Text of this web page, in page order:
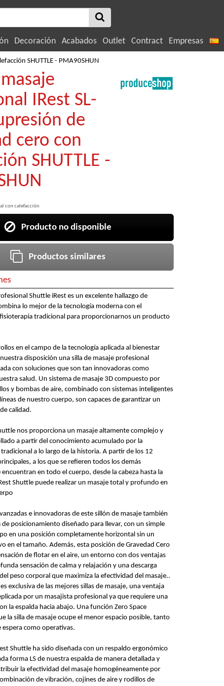
Decoración Acabados Outlet Contract Empresas
SHUTTLE - PMA90SHUN
IRest SL-
de
cero con
SHUTTLE -
con calefacción
Producto no disponible
Productos similares
Shuttle iRest es un excelente hallazgo de
lo mejor de la tecnología moderna con el
tradicional para proporcionarnos un producto
en el campo de la tecnología aplicada al bienestar
disposición una silla de masaje profesional
con soluciones que son tan innovadoras como
salud. Un sistema de masaje 3D compuesto por
y bombas de aire, combinado con sistemas inteligentes
de nuestro cuerpo, son capaces de garantizar un
calidad.
nos proporciona un masaje altamente complejo y
a partir del conocimiento acumulado por la
a lo largo de la historia. A partir de los 12
a los que se refieren todos los demás
en todo el cuerpo, desde la cabeza hasta la
Shuttle puede realizar un masaje total y profundo en
e innovadoras de este sillón de masaje también
posicionamiento diseñado para llevar, con un simple
en una posición completamente horizontal sin un
en el tamaño. Además, esta posición de Gravedad Cero
de flotar en el aire, un entorno con dos ventajas
sensación de calma y relajación y una descarga
peso corporal que maximiza la efectividad del masaje..
exclusiva de las mejores sillas de masaje, una ventaja
por un masajista profesional ya que requiere una
la espalda hacia abajo. Una función Zero Space
la silla de masaje ocupe el menor espacio posible, tanto
espera como operativas.
Shuttle ha sido diseñada con un respaldo ergonómico
forma LS de nuestra espalda de manera detallada y
la efectividad del masaje homogéneamente por
de vibración, cojines de aire y rodillos de